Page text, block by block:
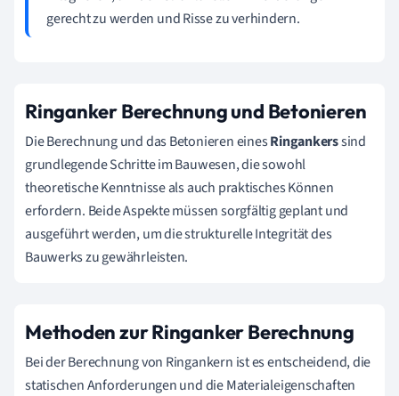
gerecht zu werden und Risse zu verhindern.
Ringanker Berechnung und Betonieren
Die Berechnung und das Betonieren einesRingankerssind
grundlegende Schritte im Bauwesen, die sowohl
theoretische Kenntnisse als auch praktisches Können
erfordern. Beide Aspekte müssen sorgfältig geplant und
ausgeführt werden, um die strukturelle Integrität des
Bauwerks zu gewährleisten.
Methoden zur Ringanker Berechnung
Bei der Berechnung von Ringankern ist es entscheidend, die
statischen Anforderungen und die Materialeigenschaften